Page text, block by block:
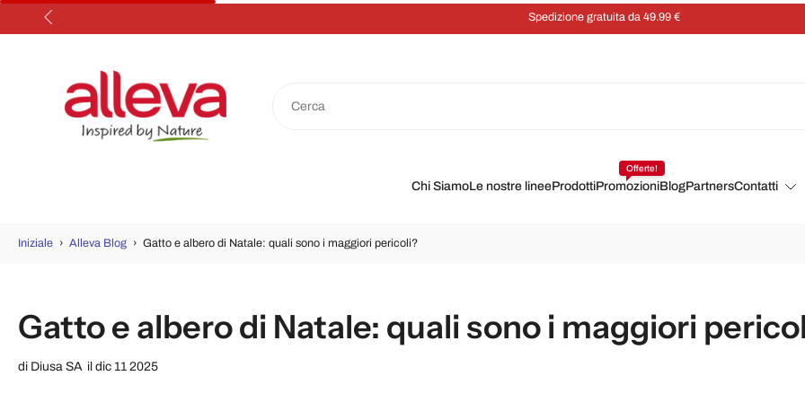
Salta
Risparmia il 5% su ogni ordine con un abbonamento
Chi SiamoLe nostre lineeProdottiPromozioni
Offerte!
BlogPartnersContatti
Iniziale › Alleva Blog › Gatto e albero di Natale: quali sono i maggiori pericoli?
Gatto e albero di Natale: quali sono i maggiori
di Diusa SA il dic 11 2025